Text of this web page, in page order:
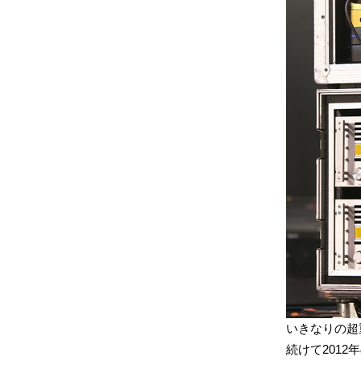
いきなりの
続けて2012